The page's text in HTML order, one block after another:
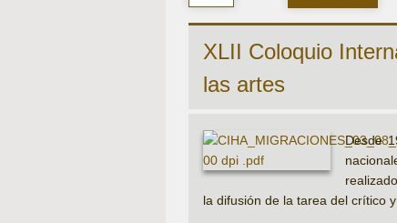
XLII Coloquio
las artes
Desde
la difusión de la tarea del crítico